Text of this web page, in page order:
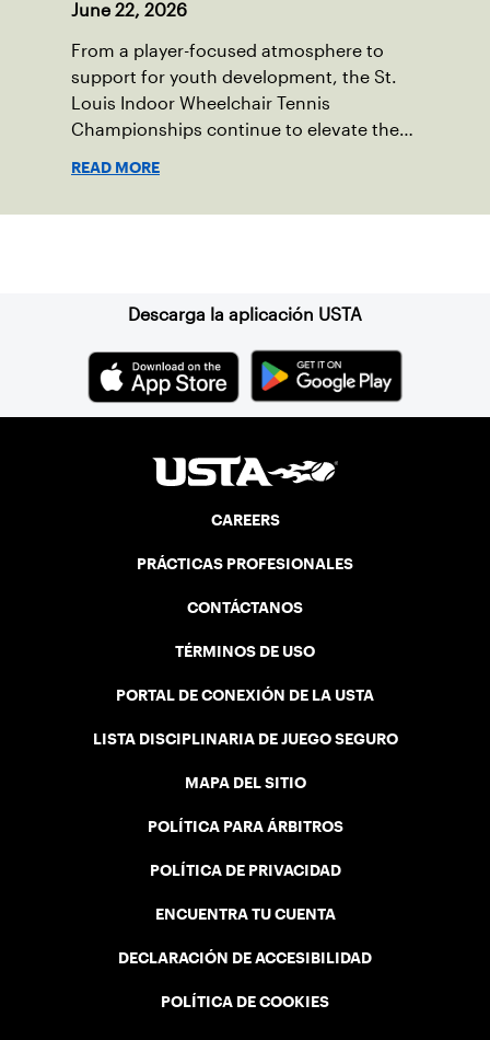
June 22, 2026
From a player-focused atmosphere to
support for youth development, the St.
Louis Indoor Wheelchair Tennis
Championships continue to elevate the
READ MORE
Descarga la aplicación USTA
CAREERS
PRÁCTICAS PROFESIONALES
CONTÁCTANOS
TÉRMINOS DE USO
PORTAL DE CONEXIÓN DE LA USTA
LISTA DISCIPLINARIA DE JUEGO SEGURO
MAPA DEL SITIO
POLÍTICA PARA ÁRBITROS
POLÍTICA DE PRIVACIDAD
ENCUENTRA TU CUENTA
DECLARACIÓN DE ACCESIBILIDAD
POLÍTICA DE COOKIES